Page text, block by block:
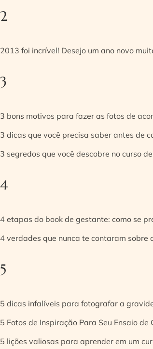
2
2013 foi incrível! Desejo um ano novo
3
3 bons motivos para fazer as fotos de
3 dicas que você precisa saber antes de
3 segredos que você descobre no curso
4
4 etapas do book de gestante: como se
4 verdades que nunca te contaram sobre
5
5 dicas infalíveis para fotografar a
5 Fotos de Inspiração Para Seu Ensaio de
5 lições valiosas para aprender em um